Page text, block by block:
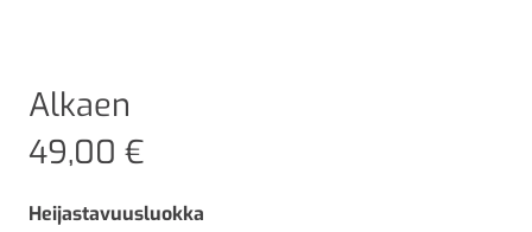
Alkaen
49,00 €
Heijastavuusluokka